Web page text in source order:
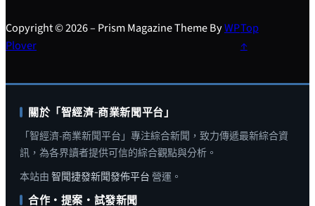
Copyright © 2026 – Prism Magazine Theme ByWP
Plover
Top
↑
關於「智經濟-商業新聞平台」
「智經濟-商業新聞平台」專注綜合新聞，致力傳遞最新綜合資
訊，為各界讀者提供可信的綜合觀點與分析。
本站由 智聞捷發新聞發佈平台 營運。
合作・提案・試發新聞